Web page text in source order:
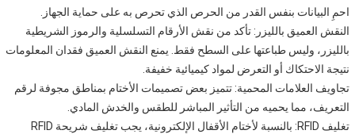
احمِ البيانات بنفس القدر من الحرص الذي تحرص به على حماية الجهاز.
النقش العميق بالليزر: تأكد من نقش الأرقام التسلسلية والرموز الشريطية
بالليزر، وليس طباعتها على السطح فقط. يمنع النقش العميق فقدان المعلومات
نتيجة الاحتكاك أو التعرض لمواد كيميائية خفيفة.
تجاويف العلامات المحمية: تتميز بعض تصميمات الأختام بمناطق مجوفة لرقم
التعريف، مما يحميه من التأثير المباشر للطقس والخدش المادي.
تغليف RFID: بالنسبة لأختام الأقفال الإلكترونية، يجب تغليف شريحة RFID